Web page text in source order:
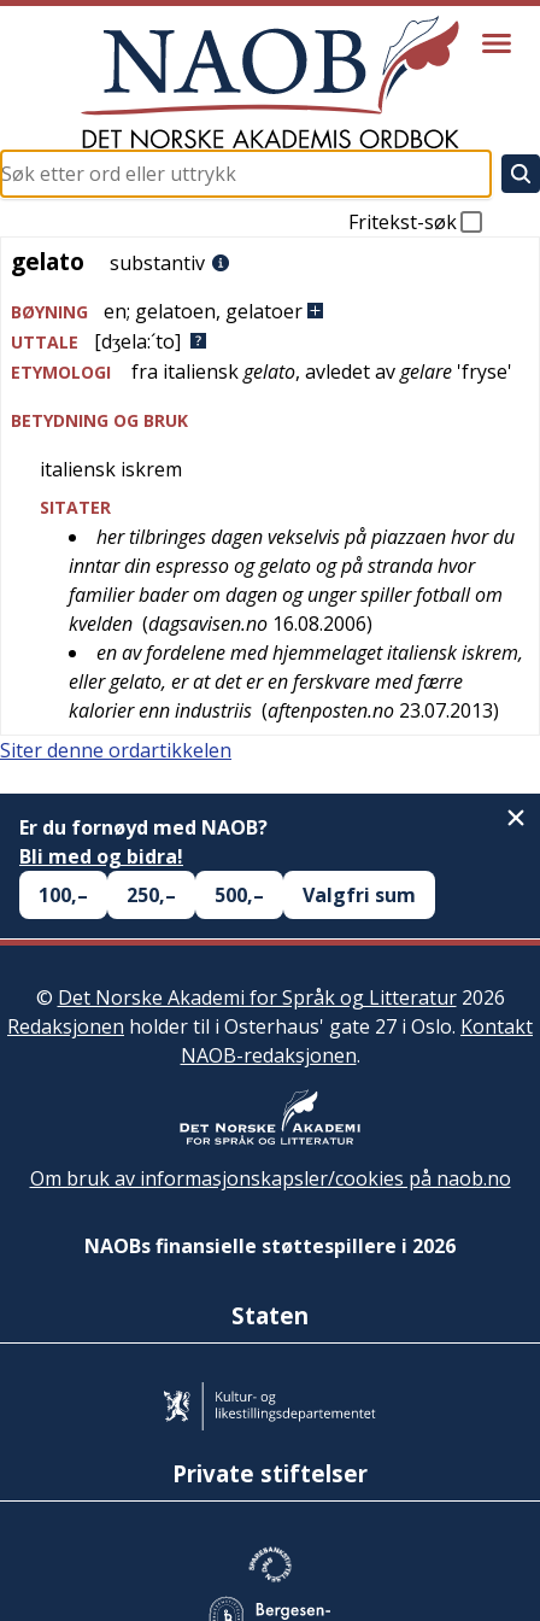
Fritekst-søk
gelato
gelato substantiv
BØYNING en; gelatoen, gelatoer
UTTALE [dʒela:´to]
ETYMOLOGI fra italienskgelato, avledet avgelare 'fryse'
BETYDNING OG BRUK
italiensk iskrem
SITATER
her tilbringes dagen vekselvis på piazzaen hvor du
inntar din espresso og gelato og på stranda hvor
familier bader om dagen og unger spiller fotball om
kvelden (dagsavisen.no 16.08.2006)
en av fordelene med hjemmelaget italiensk iskrem,
eller gelato, er at det er en ferskvare med færre
kalorier enn industriis (aftenposten.no 23.07.2013)
Siter denne ordartikkelen
Er du fornøyd med NAOB?
Bli med og bidra!
100,–
250,– 500,– Valgfri sum
© Det Norske Akademi for Språk og Litteratur2026
Redaksjonen holder til i Osterhaus' gate 27 i Oslo. Kontakt
NAOB-redaksjonen.
Om bruk av informasjonskapsler/cookies på naob.no
NAOBs finansielle støttespillere i 2026
Staten
Private stiftelser